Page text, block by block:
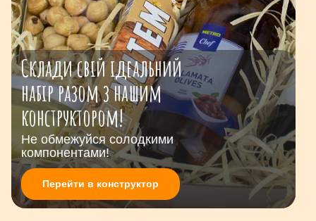
Перейти в конструктор
Склади свій ідеальний
набір разом з нашим
конструктором!
Не обмежуйся солодкими
компонентами!